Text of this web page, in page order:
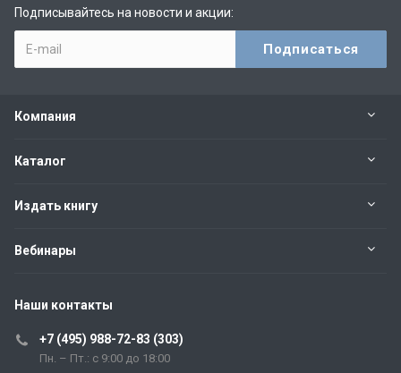
Подписывайтесь на новости и акции:
Компания
Каталог
Издать книгу
Вебинары
Наши контакты
+7 (495) 988-72-83 (303)
Пн. – Пт.: с 9:00 до 18:00